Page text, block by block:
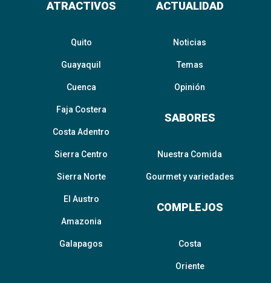
ATRACTIVOS
Quito
Guayaquil
Cuenca
Faja Costera
Costa Adentro
Sierra Centro
Sierra Norte
El Austro
Amazonia
Galapagos
ACTUALIDAD
Noticias
Temas
Opinión
SABORES
Nuestra Comida
Gourmet y variedades
COMPLEJOS
Costa
Oriente